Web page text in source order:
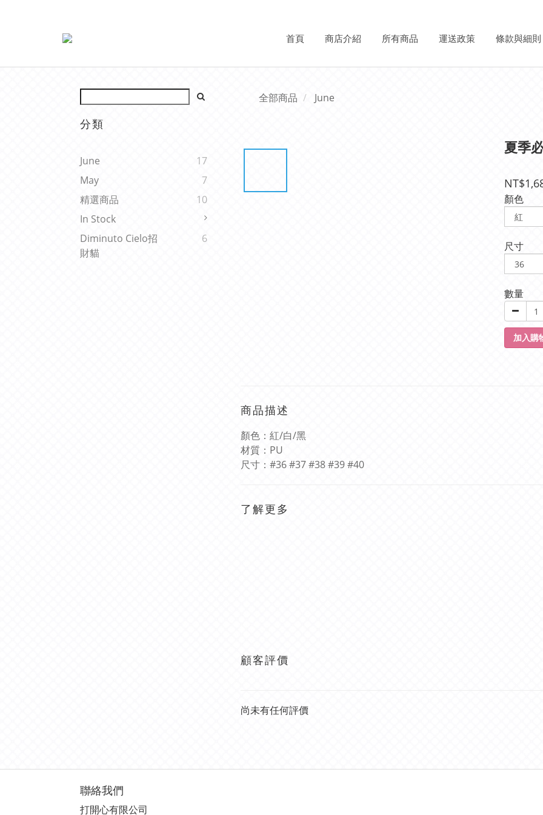
首頁 商店介紹 所有商品 運送政策 條款與細則
分類
June
17
May
7
精選商品
10
In Stock
Diminuto Cielo招
財貓
6
全部商品 June
夏季
顏色
尺寸
數量
加入購
商品描述
顏色：紅/白/黑
材質： PU
尺寸： #36 #37 #38 #39 #40
了解更多
顧客評價
尚未有任何評價
聯絡我們
打開心有限公司